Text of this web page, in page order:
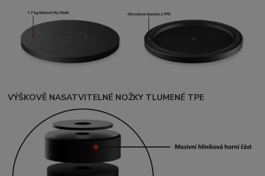
VÝŠKOVĚ NASATVITELNÉ NOŽKY TLUMENÉ TPE